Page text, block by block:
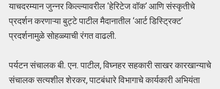
याचदरम्यान जुन्नर किल्ल्यावरील ‘हेरिटेज वॉक’ आणि संस्कृतीचे
प्रदर्शन करणाऱ्या बुट्टे पाटील मैदानातील ‘आर्ट डिस्ट्रिक्ट’
प्रदर्शनामुळे सोहळ्याची रंगत वाढली.
पर्यटन संचालक बी. एन. पाटील, विघ्नहर सहकारी साखर कारखान्याचे
संचालक सत्यशील शेरकर, पाटबंधारे विभागाचे कार्यकारी अभियंता